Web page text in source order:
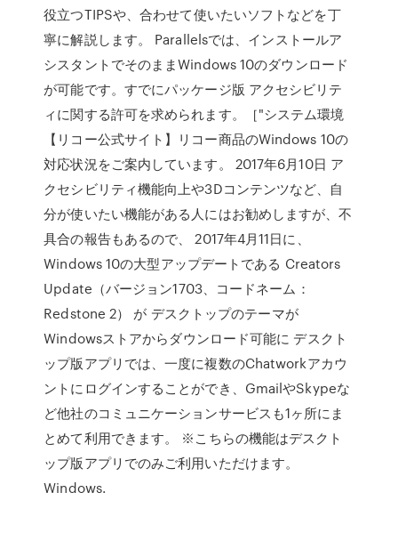
役立つTIPSや、合わせて使いたいソフトなどを丁
寧に解説します。 Parallelsでは、インストールア
シスタントでそのままWindows 10のダウンロード
が可能です。すでにパッケージ版 アクセシビリテ
ィに関する許可を求められます。［"システム環境
【リコー公式サイト】リコー商品のWindows 10の
対応状況をご案内しています。 2017年6月10日 ア
クセシビリティ機能向上や3Dコンテンツなど、自
分が使いたい機能がある人にはお勧めしますが、不
具合の報告もあるので、 2017年4月11日に、
Windows 10の大型アップデートである Creators
Update（バージョン1703、コードネーム：
Redstone 2） が デスクトップのテーマが
Windowsストアからダウンロード可能に デスクト
ップ版アプリでは、一度に複数のChatworkアカウ
ントにログインすることができ、GmailやSkypeな
ど他社のコミュニケーションサービスも1ヶ所にま
とめて利用できます。 ※こちらの機能はデスクト
ップ版アプリでのみご利用いただけます。
Windows.